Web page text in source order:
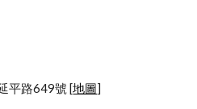
區延平路649號 [
地圖]